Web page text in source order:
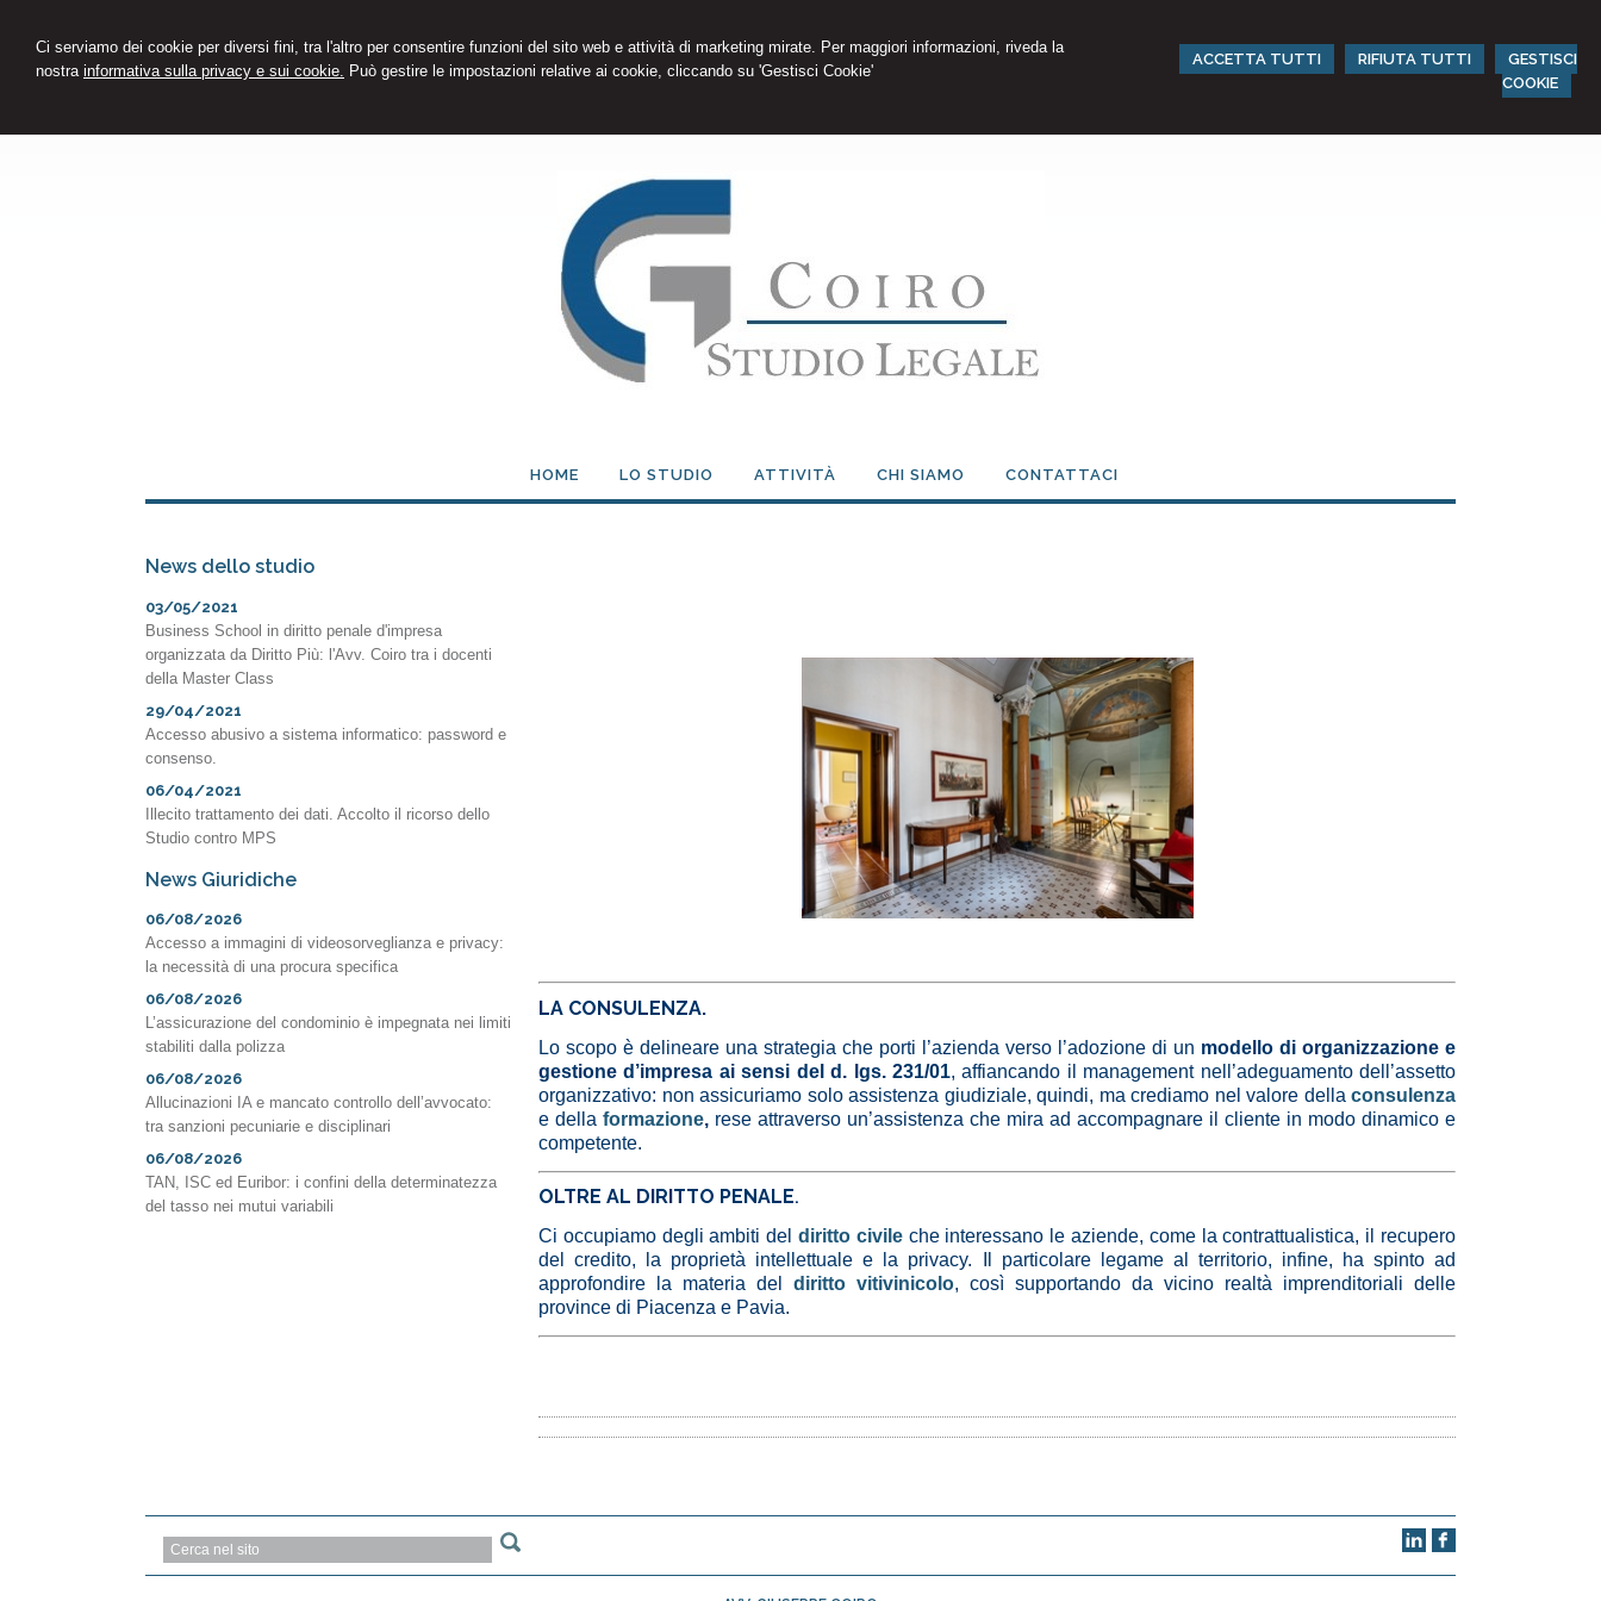
Ci serviamo dei cookie per diversi fini, tra l'altro per consentire funzioni del sito web e attività di marketing mirate. Per maggiori informazioni, riveda la
nostra informativa sulla privacy e sui cookie. Può gestire le impostazioni relative ai cookie, cliccando su 'Gestisci Cookie'
ACCETTA TUTTI RIFIUTA TUTTI
GESTISCI
COOKIE
HOME LO STUDIO ATTIVITÀ CHI SIAMO CONTATTACI
LA CONSULENZA.
Lo scopo è delineare una strategia che porti l’azienda verso l’adozione di un modello di organizzazione e
gestione d’impresa ai sensi del d. lgs. 231/01, affiancando il management nell’adeguamento dell’assetto
organizzativo: non assicuriamo solo assistenza giudiziale, quindi, ma crediamo nel valore della consulenza
e della formazione, rese attraverso un’assistenza che mira ad accompagnare il cliente in modo dinamico e
competente.
OLTRE AL DIRITTO PENALE.
Ci occupiamo degli ambiti del diritto civileche interessano le aziende, come la contrattualistica, il recupero
del credito, la proprietà intellettuale e la privacy. Il particolare legame al territorio, infine, ha spinto ad
approfondire la materia del diritto vitivinicolo, così supportando da vicino realtà imprenditoriali delle
province di Piacenza e Pavia.
News dello studio
03/05/2021
Business School in diritto penale d'impresa
organizzata da Diritto Più: l'Avv. Coiro tra i docenti
della Master Class
29/04/2021
Accesso abusivo a sistema informatico: password e
consenso.
06/04/2021
Illecito trattamento dei dati. Accolto il ricorso dello
Studio contro MPS
News Giuridiche
06/08/2026
Accesso a immagini di videosorveglianza e privacy:
la necessità di una procura specifica
06/08/2026
L’assicurazione del condominio è impegnata nei limiti
stabiliti dalla polizza
06/08/2026
Allucinazioni IA e mancato controllo dell’avvocato:
tra sanzioni pecuniarie e disciplinari
06/08/2026
TAN, ISC ed Euribor: i confini della determinatezza
del tasso nei mutui variabili